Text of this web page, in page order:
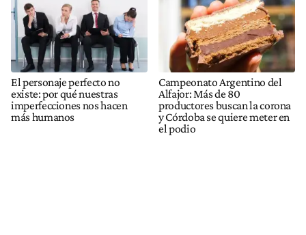
El personaje perfecto no
existe: por qué nuestras
imperfecciones nos hacen
más humanos
Campeonato Argentino del
Alfajor: Más de 80
productores buscan la corona
y Córdoba se quiere meter en
el podio